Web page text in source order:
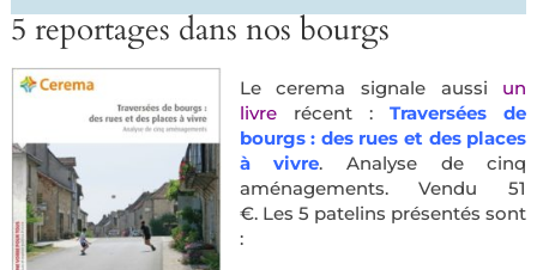
5 reportages dans nos bourgs
Le cerema signale aussi un
livrerécent :
Traversées de
bourgs : des rues et des places
à vivre. Analyse de cinq
aménagements. Vendu 51
€. Les 5 patelins présentés sont
: